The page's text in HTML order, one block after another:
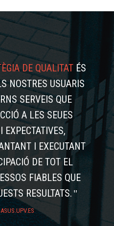
DE QUALITAT ÉS
NOSTRES USUARIS
SERVEIS QUE
A LES SEUES
EXPECTATIVES,
I EXECUTANT
DE TOT EL
FIABLES QUE
RESULTATS.